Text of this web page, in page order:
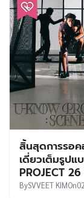
สิ้นสุดการรอ
เดี่ยวเต็มรูปแ
PROJECT
BySVVEET KIMOn